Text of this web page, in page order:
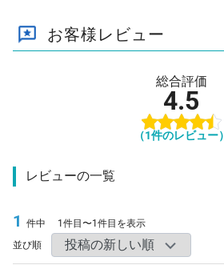
お客様レビュー
総合評価
4.5
（1件のレビュー）
レビューの一覧
1 件中
1件目〜1件目を表示
並び順